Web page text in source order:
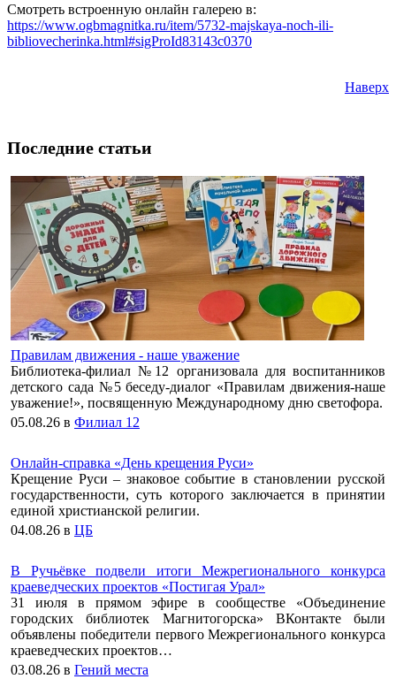
Смотреть встроенную онлайн галерею в:
https://www.ogbmagnitka.ru/item/5732-majskaya-noch-ili-
bibliovecherinka.html#sigProId83143c0370
Наверх
Последние статьи
Правилам движения - наше уважение
Библиотека-филиал №12 организовала для воспитанников
детского сада №5 беседу-диалог «Правилам движения-наше
уважение!», посвященную Международному дню светофора.
05.08.26 в Филиал 12
Онлайн-справка «День крещения Руси»
Крещение Руси – знаковое событие в становлении русской
государственности, суть которого заключается в принятии
единой христианской религии.
04.08.26 в ЦБ
В Ручьёвке подвели итоги Межрегионального конкурса
краеведческих проектов «Постигая Урал»
31 июля в прямом эфире в сообществе «Объединение
городских библиотек Магнитогорска» ВКонтакте были
объявлены победители первого Межрегионального конкурса
краеведческих проектов…
03.08.26 в Гений места